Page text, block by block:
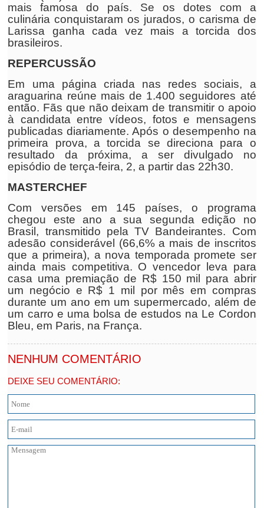
mais famosa do país. Se os dotes com a
culinária conquistaram os jurados, o carisma de
Larissa ganha cada vez mais a torcida dos
brasileiros.
REPERCUSSÃO
Em uma página criada nas redes sociais, a
araguarina reúne mais de 1.400 seguidores até
então. Fãs que não deixam de transmitir o apoio
à candidata entre vídeos, fotos e mensagens
publicadas diariamente. Após o desempenho na
primeira prova, a torcida se direciona para o
resultado da próxima, a ser divulgado no
episódio de terça-feira, 2, a partir das 22h30.
MASTERCHEF
Com versões em 145 países, o programa
chegou este ano a sua segunda edição no
Brasil, transmitido pela TV Bandeirantes. Com
adesão considerável (66,6% a mais de inscritos
que a primeira), a nova temporada promete ser
ainda mais competitiva. O vencedor leva para
casa uma premiação de R$ 150 mil para abrir
um negócio e R$ 1 mil por mês em compras
durante um ano em um supermercado, além de
um carro e uma bolsa de estudos na Le Cordon
Bleu, em Paris, na França.
NENHUM COMENTÁRIO
DEIXE SEU COMENTÁRIO: